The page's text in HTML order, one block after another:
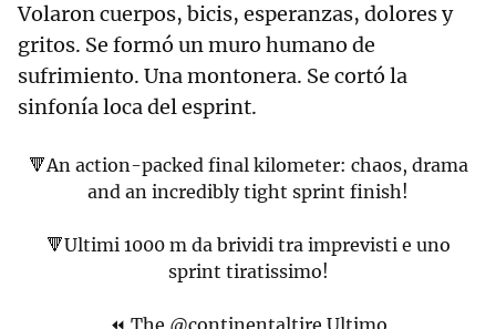
Volaron cuerpos, bicis, esperanzas, dolores y
gritos. Se formó un muro humano de
sufrimiento. Una montonera. Se cortó la
sinfonía loca del esprint.
🔻An action-packed final kilometer: chaos, drama
and an incredibly tight sprint finish!
🔻Ultimi 1000 m da brividi tra imprevisti e uno
sprint tiratissimo!